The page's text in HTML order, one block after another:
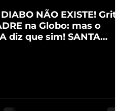
DIABO NÃO EXISTE! Grita
na Globo: mas o
diz que sim! SANTA